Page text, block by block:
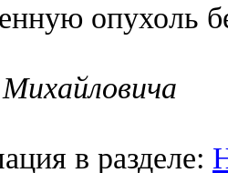
опухоль
в разделе: